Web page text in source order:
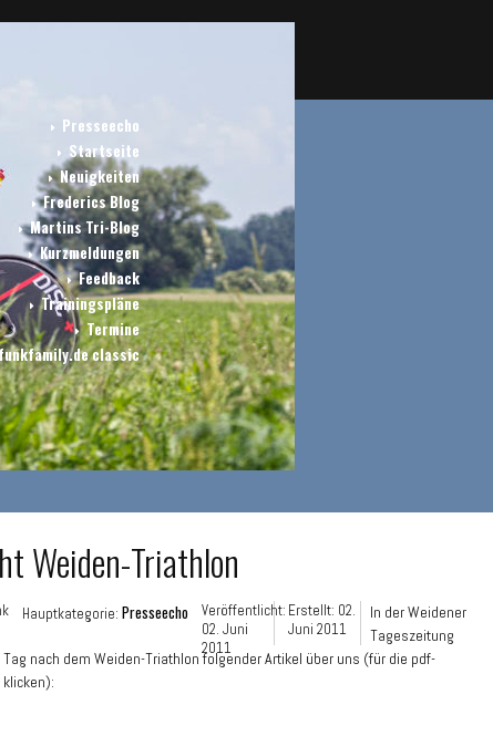
Presseecho
Startseite
Neuigkeiten
Frederics Blog
Martins Tri-Blog
Kurzmeldungen
Feedback
Trainingspläne
Termine
classic
Weiden-Triathlon
Hauptkategorie: Presseecho
Veröffentlicht:
02. Juni
2011
Erstellt: 02.
Juni 2011
In der Weidener
Tageszeitung
nach dem Weiden-Triathlon folgender Artikel über uns (für die pdf-